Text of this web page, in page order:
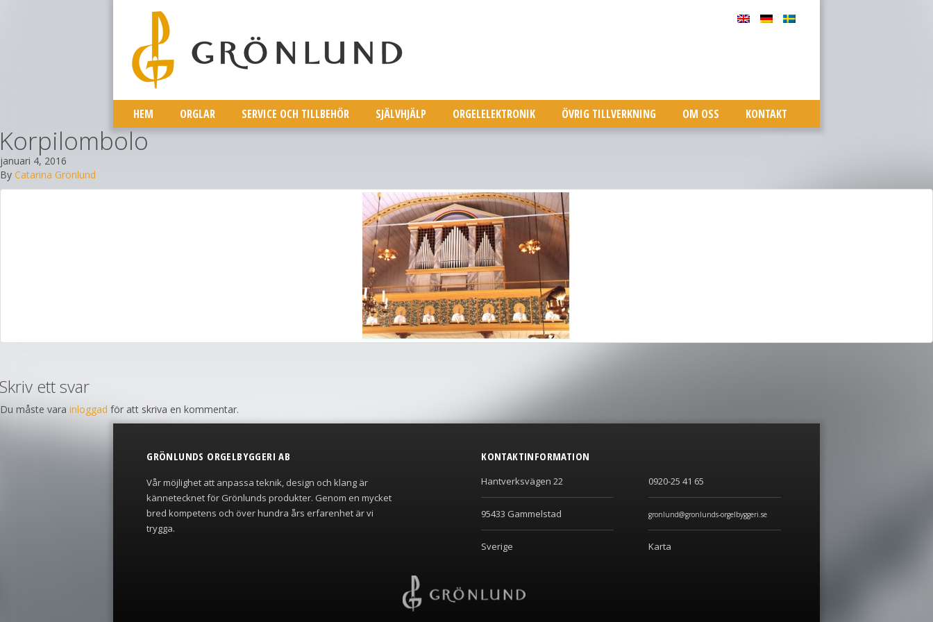
HEM ORGLAR SERVICE OCH TILLBEHÖR SJÄLVHJÄLP ORGELELEKTRONIK ÖVRIG TILLVERKNING OM OSS KONTAKT
januari 4, 2016
By Catarina Grönlund
Skriv ett svar
Du måste vara inloggad för att skriva en kommentar.
GRÖNLUNDS ORGELBYGGERI AB
Vår möjlighet att anpassa teknik, design och klang är
kännetecknet för Grönlunds produkter. Genom en mycket
bred kompetens och över hundra års erfarenhet är vi
trygga.
KONTAKTINFORMATION
Hantverksvägen 22
95433 Gammelstad
Sverige
0920-25 41 65
gronlund@gronlunds-orgelbyggeri.se
Karta